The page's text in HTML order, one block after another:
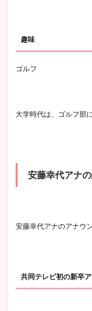
趣味
ゴルフ
大学時代は、ゴルフ部
安藤幸代アナ
安藤幸代アナのアナウ
共同テレビ初の新卒